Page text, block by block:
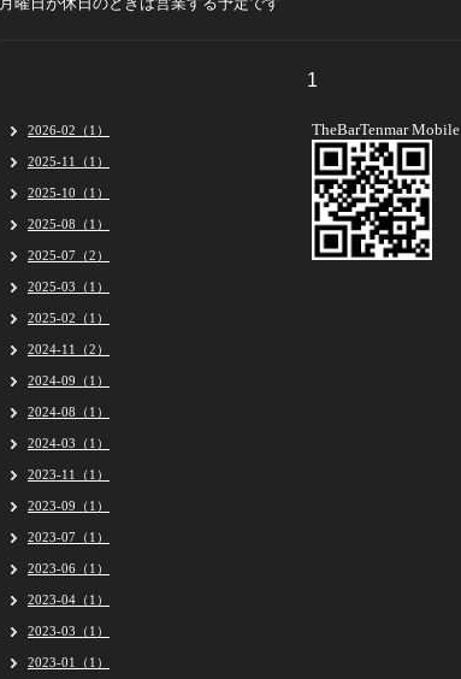
1
2026-02（1）
2025-11（1）
2025-10（1）
2025-08（1）
2025-07（2）
2025-03（1）
2025-02（1）
2024-11（2）
2024-09（1）
2024-08（1）
2024-03（1）
2023-11（1）
2023-09（1）
2023-07（1）
2023-06（1）
2023-04（1）
2023-03（1）
2023-01（1）
TheBarTenmar Mobile